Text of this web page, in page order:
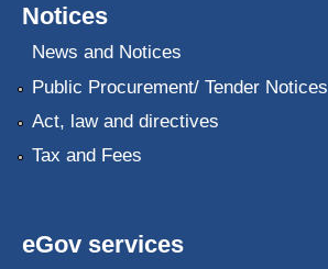
Notices
News and Notices
Public Procurement/ Tender Notices
Act, law and directives
Tax and Fees
eGov services